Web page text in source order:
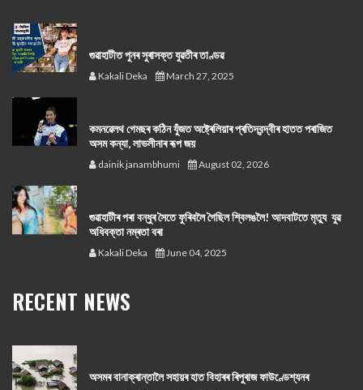
গুৱাহাটীত পুনৰ সুৰাসক্ত যুৱতীৰ তাণ্ডৱ
Kakali Deka March 27, 2025
কমনৱেলথ গেমছৰ কঠিন যুঁজত অষ্ট্ৰেলিয়াৰ প্ৰতিদ্বন্দ্বীৰ হাতত পৰাজিত
অসম কন্যা, লাভলীনাৰ ৰূপ জয়
dainik janambhumi August 02, 2026
গুৱাহাটীৰ পৰা বন্ধুৰ সৈতে ফুৰিবলৈ গৈছিল শ্বিলঙলৈ! আদবাটতে মৃত্যু যুৱ
অধিবক্তা নম্ৰতা বৰা
Kakali Deka June 04, 2025
RECENT NEWS
অসমৰ বানাক্ৰান্তালৈ সহায়ৰ হাত বিহাৰৰ ৰিপুৰাজ ফাউণ্ডেশ্যনৰ